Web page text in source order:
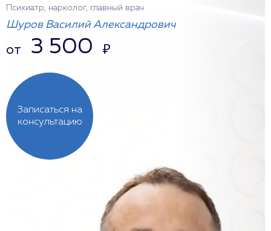
Записаться на
консультацию
Психиатр, нарколог, главный врач
Шуров Василий Александрович
от 3 500 ₽